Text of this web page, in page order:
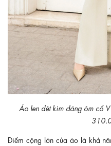
Áo len dệt kim dáng ôm cổ
Điểm cộng lớn của áo là khả